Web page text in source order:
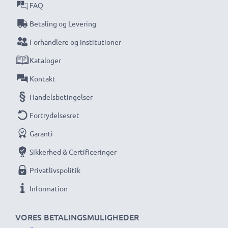
VORES BETALINGSMULIGHEDER
FAQ
Betaling og Levering
Forhandlere og Institutioner
Kataloger
Kontakt
Handelsbetingelser
Fortrydelsesret
Garanti
Sikkerhed & Certificeringer
Privatlivspolitik
Information